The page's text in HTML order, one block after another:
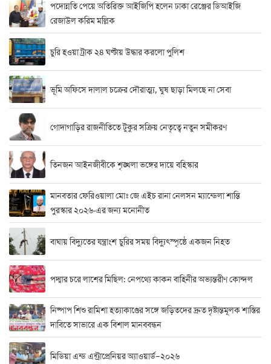
পদোন্নতি পেয়ে অতিরিক্ত আইজিপি হলেন ঢাকা রেঞ্জের ডিআইজি
রেজাউল করিম মল্লিক
চুরি হওয়া ট্রাক ২৪ ঘণ্টায় উদ্ধার করলো পুলিশ
ভূমি অফিসে দালাল চক্রের দৌরাত্ম্য, ঘুষ ছাড়া মিলছে না সেবা
গোদাগাড়ির রাজনীতিতে টুকুর সক্রিয় নেতৃত্বে নতুন সমীকরণ
তিনজন আইনজীবীকে শৃঙ্খলা ভঙ্গের দায়ে বহিস্কার
মানবতার ফেরিওয়ালা মোঃ জে এইচ রানা নেলসন ম্যান্ডেলা শান্তি
পুরস্কার ২০২৬-এর জন্য মনোনীত
বাঘায় বিদ্যুতের যন্ত্রাংশ চুরির সময় বিদ্যুৎস্পৃষ্ঠে একজন নিহত
পদ্মার চরে লাশের মিছিল: নেপথ্যে কাকন বাহিনীর অভ্যন্তরীণ কোন্দল
নিষ্পাপ শিশু রামিশা হত্যাকাণ্ডের সঙ্গে জড়িতদের দ্রুত দৃষ্টান্তমূলক শাস্তির
দাবিতে সাভারে এক বিশাল মানববন্ধন
মিডিয়া এন্ড এন্ট্রাপ্রেনিয়র অ্যাওয়ার্ড–২০২৬